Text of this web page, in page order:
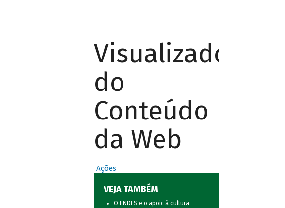
Visualizador
do
Conteúdo
da Web
Ações
VEJA TAMBÉM
O BNDES e o apoio à cultura